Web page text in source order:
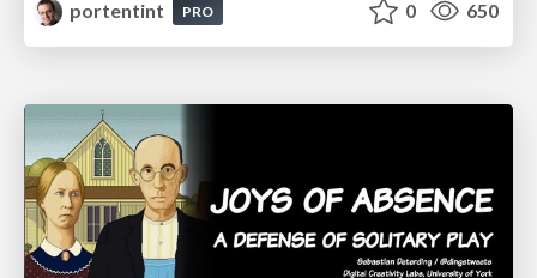
portentint
PRO 0 650